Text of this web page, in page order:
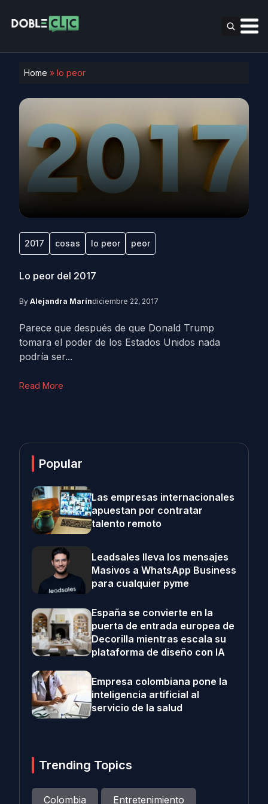
Home » lo peor
2017 cosas lo peor peor
Lo peor del 2017
By Alejandra Maríndiciembre 22, 2017
Parece que después de que Donald Trump
tomara el poder de los Estados Unidos nada
podría ser...
Read More
Popular
Las empresas internacionales
apuestan por contratar
talento remoto
Leadsales lleva los mensajes
Masivos a WhatsApp Business
para cualquier pyme
España se convierte en la
puerta de entrada europea de
Decorilla mientras escala su
plataforma de diseño con IA
Empresa colombiana pone la
inteligencia artificial al
servicio de la salud
Trending Topics
Colombia Entretenimiento